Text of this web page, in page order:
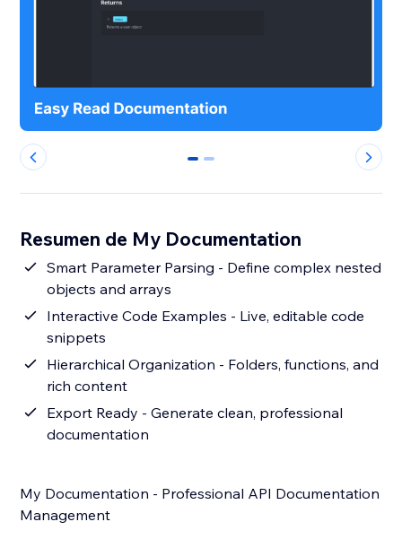
0 1
Resumen de My Documentation
Smart Parameter Parsing - Define complex nested
objects and arrays
Interactive Code Examples - Live, editable code
snippets
Hierarchical Organization - Folders, functions, and
rich content
Export Ready - Generate clean, professional
documentation
My Documentation - Professional API Documentation
Management